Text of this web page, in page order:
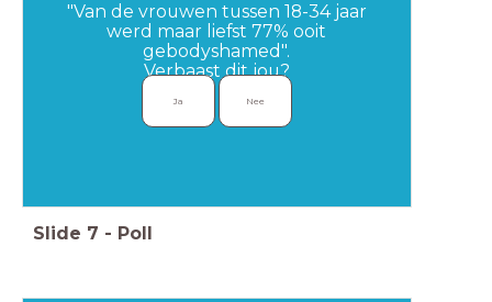
"Van de vrouwen tussen 18-34 jaar
werd maar liefst 77% ooit
gebodyshamed".
Verbaast dit jou?
Ja Nee
Slide 7 - Poll